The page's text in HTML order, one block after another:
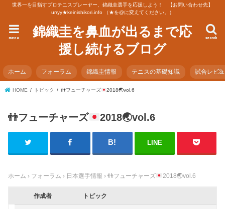
世界一を目指すプロテニスプレーヤー、錦織圭選手を応援しよう！ 【お問い合わせ先】
urryy★keinishikori.info （★を@に変えてください。）
錦織圭を鼻血が出るまで応
援し続けるブログ
search
menu
ホーム フォーラム 錦織圭情報 テニスの基礎知識 試合レビ
HOME トピック 👬フューチャーズ 2018🌏vol.6
👬フューチャーズ 2018🌏vol.6
LINE
ホーム › フォーラム › 日本選手情報 › 👬フューチャーズ 2018🌏vol.6
作成者 トピック